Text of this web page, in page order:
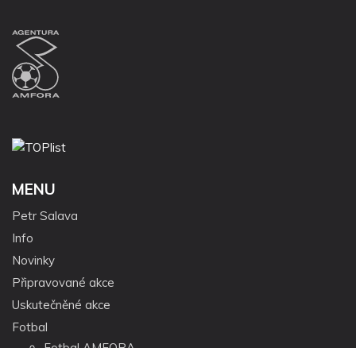
MENU
Petr Salava
Info
Novinky
Připravované akce
Uskutečněné akce
Fotbal